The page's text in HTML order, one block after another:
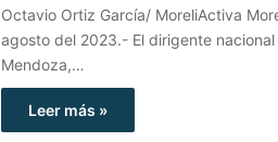
Octavio Ortiz García/ MoreliActiva
agosto del 2023.- El dirigente
Mendoza,…
Leer más »